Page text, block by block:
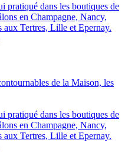
pratiqué dans les boutiques de
en Champagne, Nancy,
aux Tertres, Lille et Epernay.
de la Maison, les
pratiqué dans les boutiques de
en Champagne, Nancy,
aux Tertres, Lille et Epernay.